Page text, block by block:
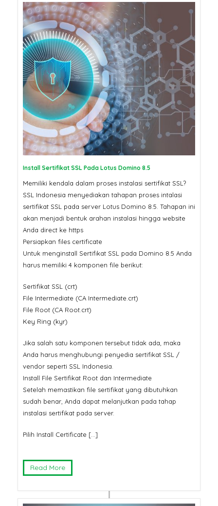
Install Sertifikat SSL Pada Lotus Domino 8.5
Memiliki kendala dalam proses instalasi sertifikat SSL?
SSL Indonesia menyediakan tahapan proses intalasi
sertifikat SSL pada server Lotus Domino 8.5. Tahapan ini
akan menjadi bentuk arahan instalasi hingga website
Anda direct ke https
Persiapkan files certificate
Untuk menginstall Sertifikat SSL pada Domino 8.5 Anda
harus memiliki 4 komponen file berikut:
Sertifikat SSL (crt)
File Intermediate (CA Intermediate.crt)
File Root (CA Root.crt)
Key Ring (kyr)
Jika salah satu komponen tersebut tidak ada, maka
Anda harus menghubungi penyedia sertifikat SSL /
vendor seperti SSL Indonesia.
Install File Sertifikat Root dan Intermediate
Setelah memastikan file sertifikat yang dibutuhkan
sudah benar, Anda dapat melanjutkan pada tahap
instalasi sertifikat pada server.
Pilih Install Certificate […]
Read More